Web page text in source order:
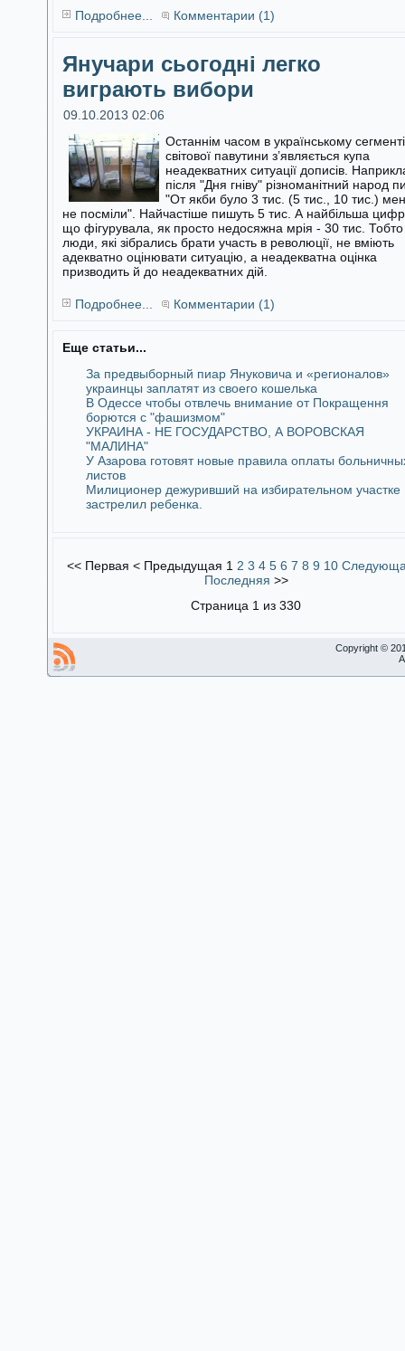
Подробнее...
Комментарии (1)
Янучари сьогодні легко
виграють вибори
09.10.2013 02:06
Останнім часом в українському сегменті
світової павутини з’являється купа
неадекватних ситуації дописів.
після "Дня гніву" різноманітний народ
"От якби було 3 тис. (5 тис., 10 тис.)
не посміли". Найчастіше пишуть 5 тис. А найбільша
що фігурувала, як просто недосяжна мрія - 30 тис. Тобто
люди, які зібрались брати участь в революції, не вміють
адекватно оцінювати ситуацію, а неадекватна оцінка
призводить й до неадекватних дій.
Подробнее... Комментарии (1)
Еще статьи...
За предвыборный пиар Януковича и «регионалов»
украинцы заплатят из своего кошелька
В Одессе чтобы отвлечь внимание от Покращення
борются с "фашизмом"
УКРАИНА - НЕ ГОСУДАРСТВО, А ВОРОВСКАЯ
"МАЛИНА"
У Азарова готовят новые правила оплаты
листов
Милиционер дежуривший на избирательном участке
застрелил ребенка.
<< Первая < Предыдущая 1 2 3 4 5 6 7 8 9 10
Последняя >>
Страница 1 из 330
Copyright ©